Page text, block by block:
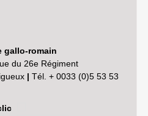
gallo-romain
du 26e Régiment
| Tél. + 0033 (0)5 53 53